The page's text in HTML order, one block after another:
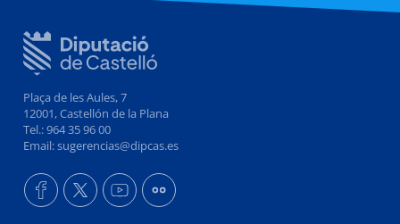
Plaça de les Aules, 7
12001, Castellón de la Plana
Tel.: 964 35 96 00
Email: sugerencias@dipcas.es